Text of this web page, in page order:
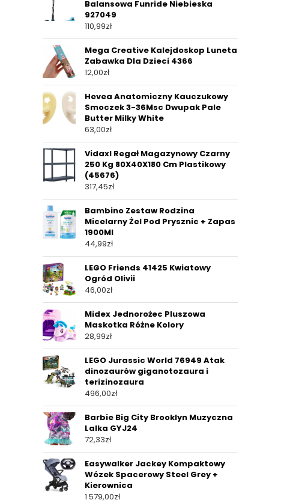
Balansowa Funride Niebieska
927049
110,99zł
Mega Creative Kalejdoskop Luneta
Zabawka Dla Dzieci 4366
12,00zł
Hevea Anatomiczny Kauczukowy
Smoczek 3-36Msc Dwupak Pale
Butter Milky White
63,00zł
Vidaxl Regał Magazynowy Czarny
250 Kg 80X40X180 Cm Plastikowy
(45676)
317,45zł
Bambino Zestaw Rodzina
Micelarny Żel Pod Prysznic + Zapas
1900Ml
44,99zł
LEGO Friends 41425 Kwiatowy
Ogród Olivii
46,00zł
Midex Jednorożec Pluszowa
Maskotka Różne Kolory
28,99zł
LEGO Jurassic World 76949 Atak
dinozaurów giganotozaura i
terizinozaura
496,00zł
Barbie Big City Brooklyn Muzyczna
Lalka GYJ24
72,33zł
Easywalker Jackey Kompaktowy
Wózek Spacerowy Steel Grey +
Kierownica
1 579,00zł